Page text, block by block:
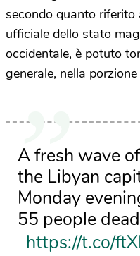
secondo quanto riferito
ufficiale dello stato
occidentale, è potuto
generale, nella
A fresh wave
the Libyan
Monday
55 people
https://t.co/